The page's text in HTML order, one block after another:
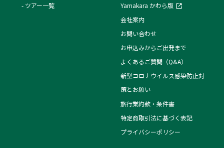
ツアー一覧
Yamakara かわら版
会社案内
お問い合わせ
お申込みからご出発まで
よくあるご質問（Q&A）
新型コロナウイルス感染防止対
策とお願い
旅行業約款・条件書
特定商取引法に基づく表記
プライバシーポリシー